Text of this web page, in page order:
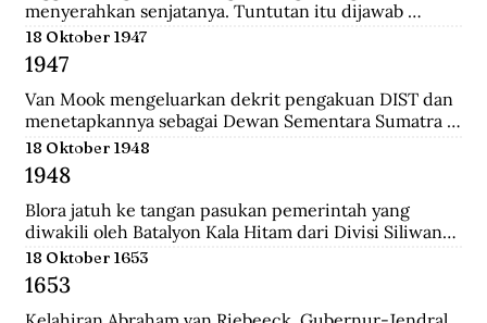
menghendaki pendidikan untuk kaum priyayi,
sementara kaum muda seperti Tjipto Mangunkusumo
dan Soetomo justru menghendaki pendidikan bagi
seluruh rakyat.
menyerahkan senjatanya. Tuntutan itu dijawab
dengan giatnya pembentukan laskar-laskar di Medan
dan sekitarnya, seperti Berastagi dan Pematang
Siantar. Anggota laskar bahkan mencari senjata yang
dibuang Jepang ke dasar laut, dekat pelabuhan
Belawan.
18 Oktober 1947
1947
Van Mook mengeluarkan dekrit pengakuan DIST dan
menetapkannya sebagai Dewan Sementara Sumatra
Timur. Republik mengecam pembentukan NST,
menyebut para pemimpinnya sebagai “boneka”
Belanda. Untuk menghalau propaganda Republik, NST
membuat suratkabar Mestika dan majalah Medan
Buletin. Program utama NST dalam sektor ekonomi
adalah pemulihan kembali perkebunan dan hak
istimewa penduduk asli atas tanah.
18 Oktober 1948
1948
Blora jatuh ke tangan pasukan pemerintah yang
diwakili oleh Batalyon Kala Hitam dari Divisi Siliwangi.
Seperti biasanya, saat pembebasan sebuah kawasan,
terdapat sejumlah musuh yang menjadi tawanan.
Salah seorang tawanan terlihat bersikap menantang
dan seolah tak mau menyerah.
18 Oktober 1653
1653